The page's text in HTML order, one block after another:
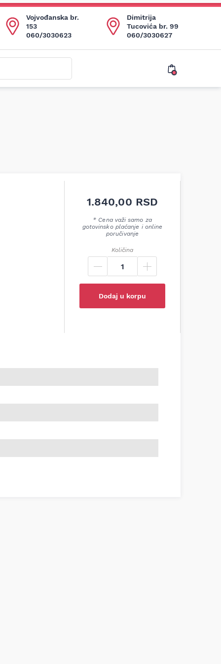
Vojvođanska br.
153
060/3030623
Dimitrija
Tucovića br. 99
060/3030627
1.840,00 RSD
* Cena važi samo za
gotovinsko plaćanje i online
poručivanje
Količina
Dodaj u korpu